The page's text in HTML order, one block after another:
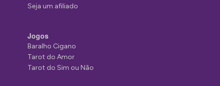
Seja um afiliado
Jogos
Baralho Cigano
Tarot do Amor
Tarot do Sim ou Não